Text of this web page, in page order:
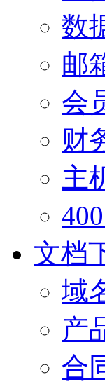
数
邮
会
财
主
文档
域
产
合